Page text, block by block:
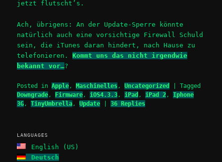
jetzt flutscht’s.
Ach, übrigens: An der Update-Sperre könnte
natürlich auch eine vorsichtige Firewall Schuld
sein, die iTunes daran hindert, nach Hause zu
telefonieren.Kommt uns das nicht irgendwie
bekannt vor…?
Posted in Apple ,Maschinelles ,Uncategorized |Tagged
Downgrade , Firmware , iOS4.3.3 , iPad , iPad 2 , Iphone
3G ,TinyUmbrella ,Update |36 Replies
LANGUAGES
English (US)
Deutsch